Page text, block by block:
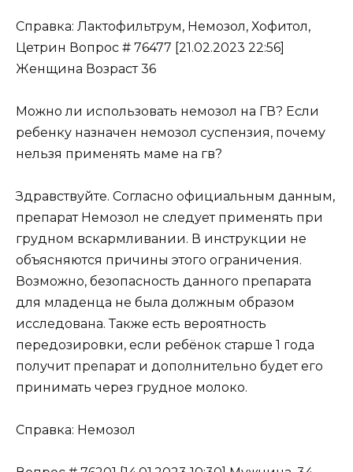
Справка: Лактофильтрум, Немозол, Хофитол,
Цетрин Вопрос # 76477 [21.02.2023 22:56]
Женщина Возраст 36
Можно ли использовать немозол на ГВ? Если
ребенку назначен немозол суспензия, почему
нельзя применять маме на гв?
Здравствуйте. Согласно официальным данным,
препарат Немозол не следует применять при
грудном вскармливании. В инструкции не
объясняются причины этого ограничения.
Возможно, безопасность данного препарата
для младенца не была должным образом
исследована. Также есть вероятность
передозировки, если ребёнок старше 1 года
получит препарат и дополнительно будет его
принимать через грудное молоко.
Справка: Немозол